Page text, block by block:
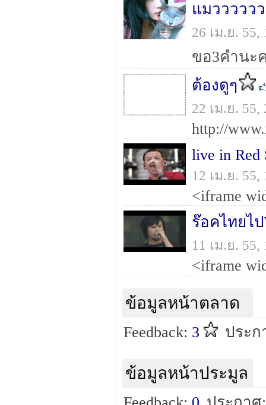
แมววววว
26 เม.ย.
ขอ3คำนะ
ต้องดูๆ
22 เม.ย.
http://
live in Red
12 เม.ย.
ร๊อคไทยไป
11 เม.ย.
ข้อมูลหน้าตลาด
Feedback: 3 ประก
ข้อมูลหน้าประมูล